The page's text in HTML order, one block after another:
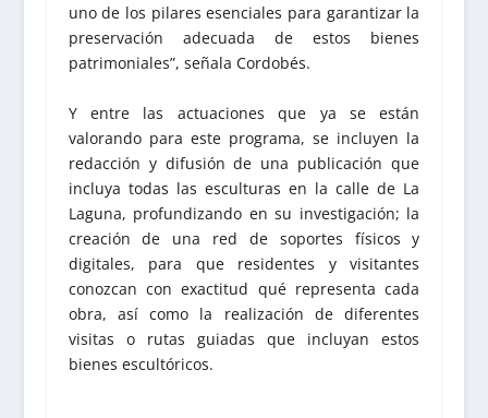
uno de los pilares esenciales para garantizar la
preservación adecuada de estos bienes
patrimoniales”, señala Cordobés.
Y entre las actuaciones que ya se están
valorando para este programa, se incluyen la
redacción y difusión de una publicación que
incluya todas las esculturas en la calle de La
Laguna, profundizando en su investigación; la
creación de una red de soportes físicos y
digitales, para que residentes y visitantes
conozcan con exactitud qué representa cada
obra, así como la realización de diferentes
visitas o rutas guiadas que incluyan estos
bienes escultóricos.